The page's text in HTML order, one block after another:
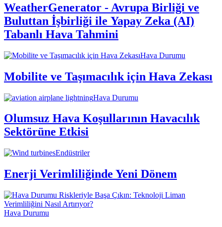
WeatherGenerator - Avrupa Birliği ve
Buluttan İşbirliği ile Yapay Zeka (AI)
Tabanlı Hava Tahmini
Hava Durumu
Mobilite ve Taşımacılık için Hava Zekası
Hava Durumu
Olumsuz Hava Koşullarının Havacılık
Sektörüne Etkisi
Endüstriler
Enerji Verimliliğinde Yeni Dönem
Hava Durumu